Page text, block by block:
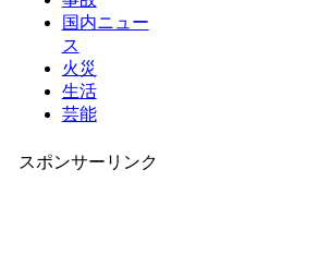
国内ニュー
ス
火災
生活
芸能
スポンサーリンク